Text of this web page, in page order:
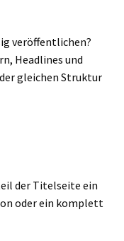
veröffentlichen?
Headlines und
gleichen Struktur
der Titelseite ein
oder ein komplett